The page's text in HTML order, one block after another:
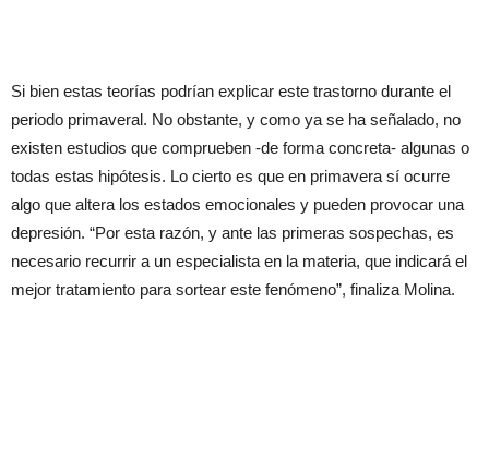
Si bien estas teorías podrían explicar este trastorno durante el
periodo primaveral. No obstante, y como ya se ha señalado, no
existen estudios que comprueben -de forma concreta- algunas o
todas estas hipótesis. Lo cierto es que en primavera sí ocurre
algo que altera los estados emocionales y pueden provocar una
depresión. “Por esta razón, y ante las primeras sospechas, es
necesario recurrir a un especialista en la materia, que indicará el
mejor tratamiento para sortear este fenómeno”, finaliza Molina.